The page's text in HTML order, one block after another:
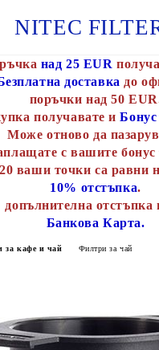
NITEC
над 25 EUR
доставка до
поръчки над 50
получавате и
Може отново да
с вашите бонус
ваши точки са равни
10% отстъпка.
допълнителна
Банкова Карта.
за кафе и чай Филтри за чай